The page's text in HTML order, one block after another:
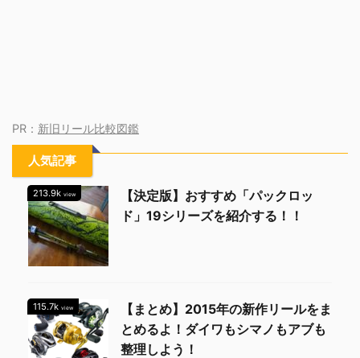
PR： 新旧リール比較図鑑
人気記事
213.9k view
【決定版】おすすめ「パックロッ
ド」19シリーズを紹介する！！
115.7k view
【まとめ】2015年の新作リールをま
とめるよ！ダイワもシマノもアブも
整理しよう！